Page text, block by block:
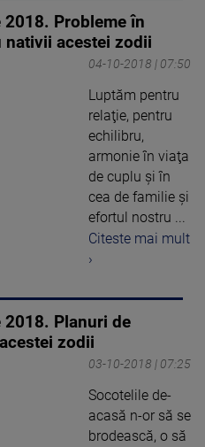
Probleme în
nativii acestei zodii
04-10-2018 | 07:50
Luptăm pentru
relaţie, pentru
echilibru,
armonie în viaţa
de cuplu şi în
cea de familie şi
efortul nostru ...
Citeste mai mult
›
Planuri de
zodii
03-10-2018 | 07:25
Socotelile de-
acasă n-or să se
brodească, o să